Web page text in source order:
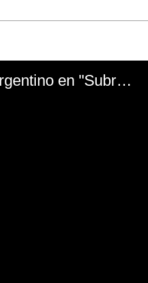
El mal momento de Yanina Gasañol con un hincha argentino en "Subrayado"